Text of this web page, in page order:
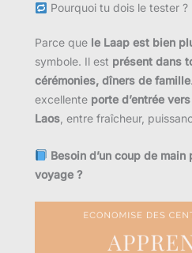
Pourquoi tu dois le tester ?
Parce que le Laap est bien
symbole. Il est présent dans
cérémonies, dîners de famille
excellente porte d’entrée
Laos , entre fraîcheur,
Besoin d’un coup de
voyage ?